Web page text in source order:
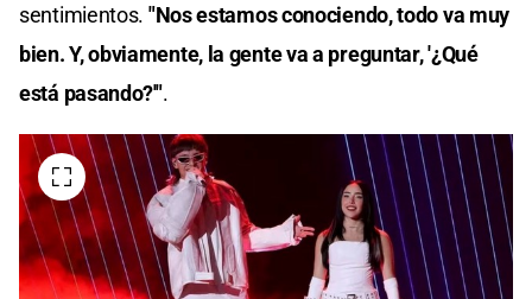
sentimientos. "Nos estamos conociendo, todo va muy
bien. Y, obviamente, la gente va a preguntar, '¿Qué
está pasando?'".